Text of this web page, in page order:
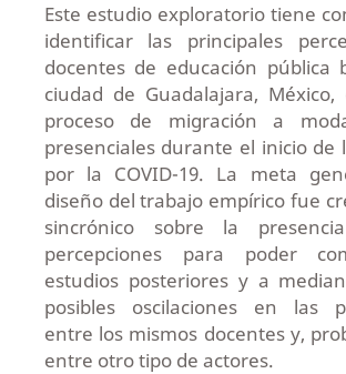
Este estudio exploratorio tiene
identificar las principales
docentes de educación pública
ciudad de Guadalajara,
proceso de migración a
presenciales durante el inicio de
por la COVID-19. La meta
diseño del trabajo empírico fue
sincrónico sobre la
percepciones para poder
estudios posteriores y a
posibles oscilaciones en las
entre los mismos docentes y,
entre otro tipo de actores.